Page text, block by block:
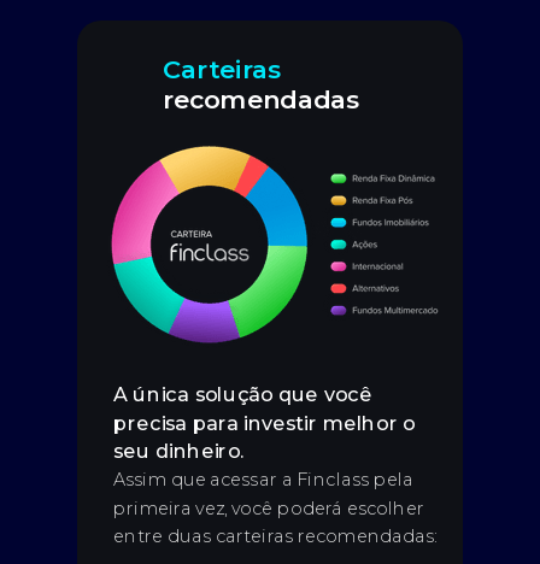
Assim que acessar a Finclass pela
primeira vez, você poderá escolher
entre duas carteiras recomendadas:
A única solução que você
precisa para investir melhor o
seu dinheiro.
Carteiras
recomendadas